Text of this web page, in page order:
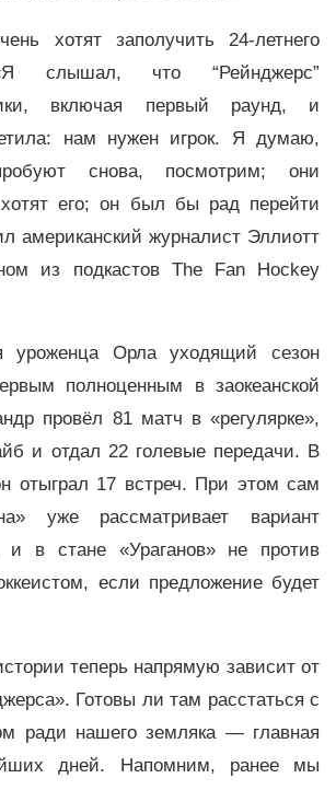
хотят заполучить 24-летнего
слышал, что “Рейнджерс”
включая первый раунд, и
нам нужен игрок. Я думаю,
снова, посмотрим; они
хотят его; он был бы рад перейти
американский журналист Эллиотт
из подкастов The Fan Hockey
уроженца Орла уходящий сезон
полноценным в заокеанской
провёл 81 матч в «регулярке»,
и отдал 22 голевые передачи. В
отыграл 17 встреч. При этом сам
уже рассматривает вариант
и в стане «Ураганов» не против
если предложение будет
теперь напрямую зависит от
Готовы ли там расстаться с
ради нашего земляка — главная
дней. Напомним, ранее мы